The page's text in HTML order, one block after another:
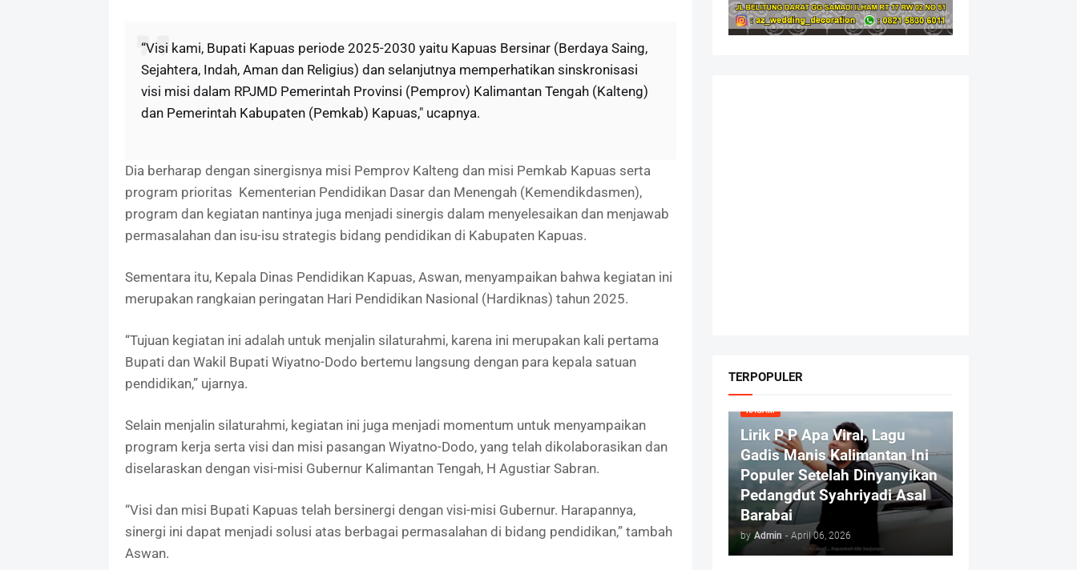
“Visi kami, Bupati Kapuas periode 2025-2030 yaitu Kapuas Bersinar (Berdaya Saing,
Sejahtera, Indah, Aman dan Religius) dan selanjutnya memperhatikan sinskronisasi
visi misi dalam RPJMD Pemerintah Provinsi (Pemprov) Kalimantan Tengah (Kalteng)
dan Pemerintah Kabupaten (Pemkab) Kapuas," ucapnya.
Dia berharap dengan sinergisnya misi Pemprov Kalteng dan misi Pemkab Kapuas serta
program prioritas Kementerian Pendidikan Dasar dan Menengah (Kemendikdasmen),
program dan kegiatan nantinya juga menjadi sinergis dalam menyelesaikan dan menjawab
permasalahan dan isu-isu strategis bidang pendidikan di Kabupaten Kapuas.
Sementara itu, Kepala Dinas Pendidikan Kapuas, Aswan, menyampaikan bahwa kegiatan ini
merupakan rangkaian peringatan Hari Pendidikan Nasional (Hardiknas) tahun 2025.
“Tujuan kegiatan ini adalah untuk menjalin silaturahmi, karena ini merupakan kali pertama
Bupati dan Wakil Bupati Wiyatno-Dodo bertemu langsung dengan para kepala satuan
pendidikan,” ujarnya.
Selain menjalin silaturahmi, kegiatan ini juga menjadi momentum untuk menyampaikan
program kerja serta visi dan misi pasangan Wiyatno-Dodo, yang telah dikolaborasikan dan
diselaraskan dengan visi-misi Gubernur Kalimantan Tengah, H Agustiar Sabran.
“Visi dan misi Bupati Kapuas telah bersinergi dengan visi-misi Gubernur. Harapannya,
sinergi ini dapat menjadi solusi atas berbagai permasalahan di bidang pendidikan,” tambah
Aswan.
TERPOPULER
RAGAM
Lirik P P Apa Viral, Lagu
Gadis Manis Kalimantan Ini
Populer Setelah Dinyanyikan
Pedangdut Syahriyadi Asal
Barabai
by Admin - April 06, 2026